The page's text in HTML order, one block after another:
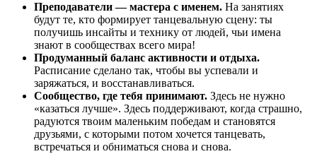
Преподаватели — мастера с именем. На занятиях
будут те, кто формирует танцевальную сцену: ты
получишь инсайты и технику от людей, чьи имена
знают в сообществах всего мира!
Продуманный баланс активности и отдыха.
Расписание сделано так, чтобы вы успевали и
заряжаться, и восстанавливаться.
Сообщество, где тебя принимают. Здесь не нужно
«казаться лучше». Здесь поддерживают, когда страшно,
радуются твоим маленьким победам и становятся
друзьями, с которыми потом хочется танцевать,
встречаться и обниматься снова и снова.